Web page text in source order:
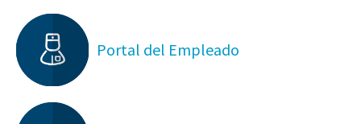
Portal del Empleado